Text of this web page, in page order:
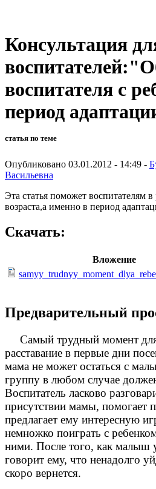
Консультация
воспитателя с
период
статья по теме
Опубликовано 03.01.2012 - 14:49 -
Васильевна
Эта статья поможет воспитателям
возраста,а именно в период
Скачать:
Вложение
Предварительный
Самый трудный момент
расставание в первые дни
мама не может остаться с
группу в любом случае
Воспитатель ласково
присутствии мамы, помогает
предлагает ему интересную
немножко поиграть с
ними. После того, как малыш
говорит ему, что ненадолго
скоро вернется.